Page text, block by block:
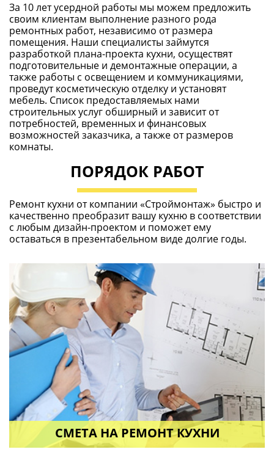
За 10 лет усердной работы мы можем предложить
своим клиентам выполнение разного рода
ремонтных работ, независимо от размера
помещения. Наши специалисты займутся
разработкой плана-проекта кухни, осуществят
подготовительные и демонтажные операции, а
также работы с освещением и коммуникациями,
проведут косметическую отделку и установят
мебель. Список предоставляемых нами
строительных услуг обширный и зависит от
потребностей, временных и финансовых
возможностей заказчика, а также от размеров
комнаты.
ПОРЯДОК РАБОТ
Ремонт кухни от компании «Строймонтаж» быстро и
качественно преобразит вашу кухню в соответствии
с любым дизайн-проектом и поможет ему
оставаться в презентабельном виде долгие годы.
СМЕТА НА РЕМОНТ КУХНИ